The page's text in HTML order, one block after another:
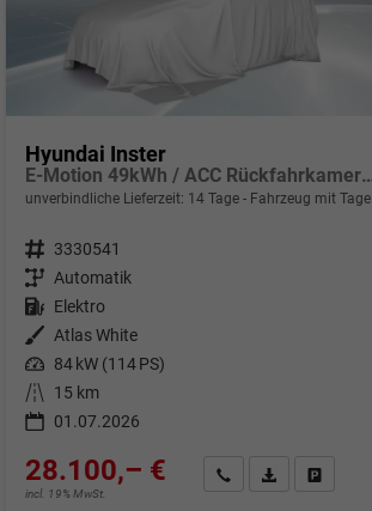
Hyundai Inster
E-Motion 49kWh / ACC
unverbindliche Lieferzeit: 14 Tage Fahrzeug mit Tageszulassung
Fahrzeugnr. 3330541
Getriebe Automatik
Kraftstoff Elektro
Außenfarbe Atlas White
Leistung 84 kW (114 PS)
Kilometerstand
15 km
01.07.2026
28.100,– €
incl. 19% MwSt.
Wir rufen Sie an